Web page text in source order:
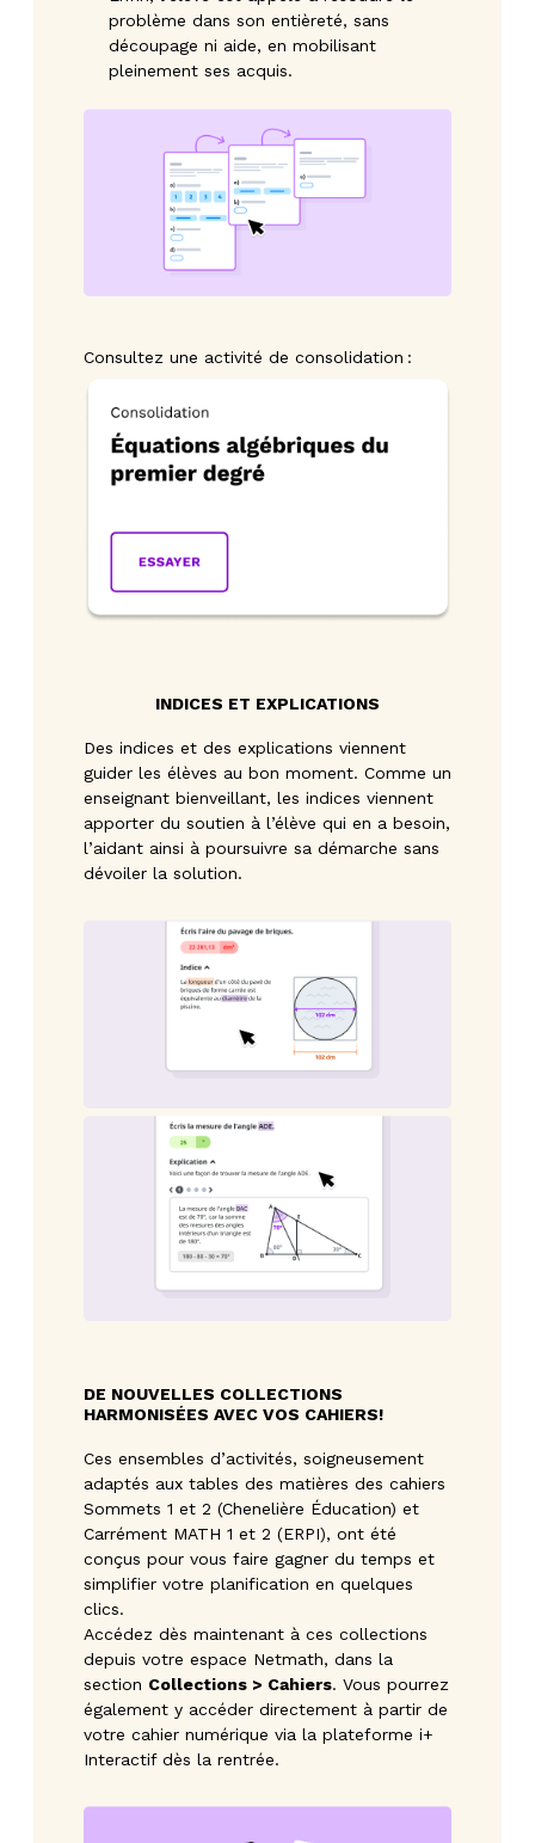
problème dans son entièreté, sans
découpage ni aide, en mobilisant
pleinement ses acquis.
Consultez une activité de consolidation :
INDICES ET EXPLICATIONS
Des indices et des explications viennent
guider les élèves au bon moment. Comme un
enseignant bienveillant, les indices viennent
apporter du soutien à l’élève qui en a besoin,
l’aidant ainsi à poursuivre sa démarche sans
dévoiler la solution.
DE NOUVELLES COLLECTIONS
HARMONISÉES AVEC VOS CAHIERS!
Ces ensembles d’activités, soigneusement
adaptés aux tables des matières des cahiers
Sommets 1 et 2 (Chenelière Éducation) et
Carrément MATH 1 et 2 (ERPI), ont été
conçus pour vous faire gagner du temps et
simplifier votre planification en quelques
clics.
Accédez dès maintenant à ces collections
depuis votre espace Netmath, dans la
section Collections > Cahiers. Vous pourrez
également y accéder directement à partir de
votre cahier numérique via la plateforme i+
Interactif dès la rentrée.